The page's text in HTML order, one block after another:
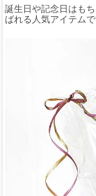
誕生日や記念日はも
ばれる人気アイテムで